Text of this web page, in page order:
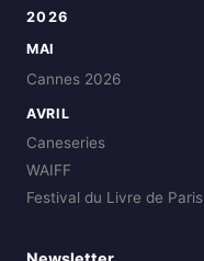
2026
MAI
Cannes 2026
AVRIL
Caneseries
WAIFF
Festival du Livre de Paris